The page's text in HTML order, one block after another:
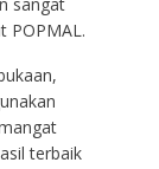
POPMAL.
terbaik